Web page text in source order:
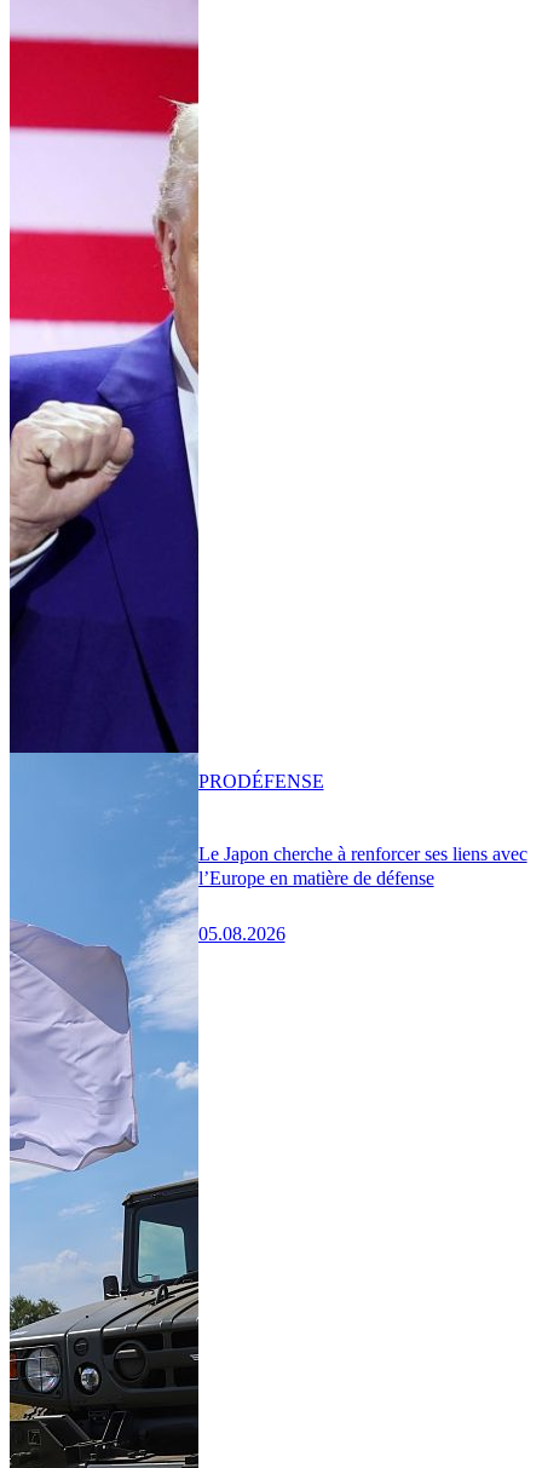
Le Japon cherche à renforcer ses liens avec
l’Europe en matière de défense
05.08.2026
PRODÉFENSE